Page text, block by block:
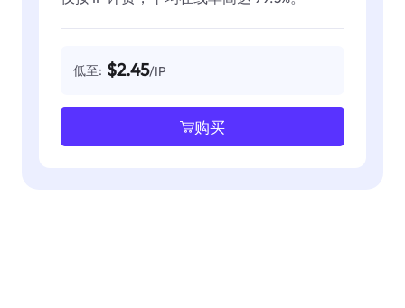
低至: $2.45/IP
购买